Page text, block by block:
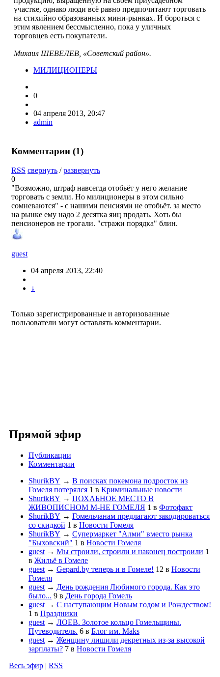
участке, однако люди всё равно предпочитают торговать
на стихийно образованных мини-рынках. И бороться с
этим явлением бессмысленно, пока у уличных
торговцев есть покупатели.
Михаил ШЕВЕЛЕВ, «Советский район».
МИЛИЦИОНЕРЫ
0
04 апреля 2013, 20:47
admin
Комментарии (1)
RSS свернуть /развернуть
0
"Возможно, штраф навсегда отобьёт у него желание
торговать с земли. Но милиционеры в этом сильно
сомневаются" - с нашими пенсиями не отобьёт. за место
на рынке ему надо 2 десятка яиц продать. Хоть бы
пенсионеров не трогали. "стражи порядка" блин.
guest
04 апреля 2013, 22:40
↓
Только зарегистрированные и авторизованные
пользователи могут оставлять комментарии.
Прямой эфир
Публикации
Комментарии
ShurikBY → В поисках покемона подросток из
Гомеля потерялся 1 в Криминальные новости
ShurikBY → ПОХАБНОЕ МЕСТО В
ЖИВОПИСНОМ М-НЕ ГОМЕЛЯ 1 в Фотофакт
ShurikBY → Гомельчанам предлагают закодироваться
со скидкой 1 в Новости Гомеля
ShurikBY → Супермаркет "Алми" вместо рынка
"Быховский" 1 в Новости Гомеля
guest → Мы строили, строили и наконец построили 1
в Жильё в Гомеле
guest → Gepard.by теперь и в Гомеле! 12 в Новости
Гомеля
guest → День рождения Любимого города. Как это
было... 9 в День города Гомель
guest → С наступающим Новым годом и Рождеством!
1 в Праздники
guest → ЛОЕВ. Золотое кольцо Гомельщины.
Путеводитель. 6 в Блог им. Maks
guest → Женщину лишили декретных из-за высокой
зарплаты? 7 в Новости Гомеля
Весь эфир | RSS